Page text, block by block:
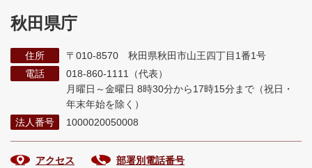
秋田県庁
住所
〒010-8570 秋田県秋田市山王四丁目1番1号
電話
018-860-1111（代表）
月曜日～金曜日 8時30分から17時15分まで （祝日・
年末年始を除く）
法人番号
1000020050008
アクセス 部署別電話番号